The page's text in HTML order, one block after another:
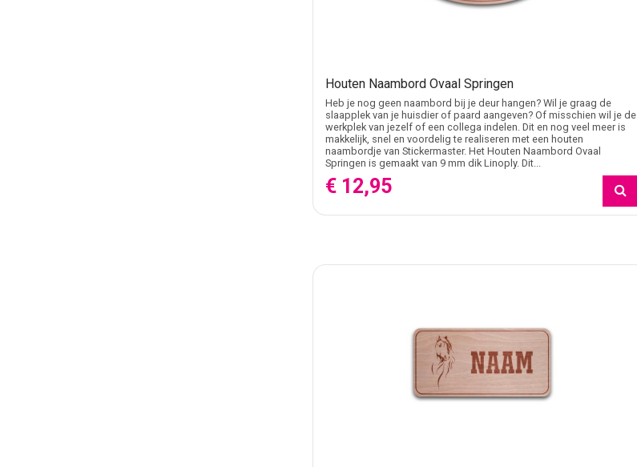
Houten Naambord Ovaal Springen
Heb je nog geen naambord bij je deur hangen? Wil je graag de
slaapplek van je huisdier of paard aangeven? Of misschien wil je de
werkplek van jezelf of een collega indelen. Dit en nog veel meer is
makkelijk, snel en voordelig te realiseren met een houten
naambordje van Stickermaster. Het Houten Naambord Ovaal
Springen is gemaakt van 9 mm dik Linoply. Dit...
€ 12,95